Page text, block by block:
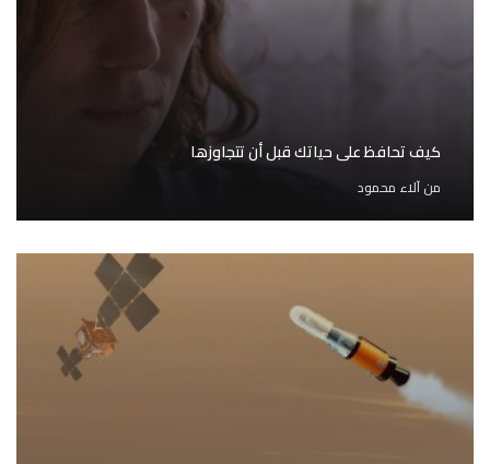
كيف تحافظ على حياتك قبل أن تتجاوزها
منآلاء محمود